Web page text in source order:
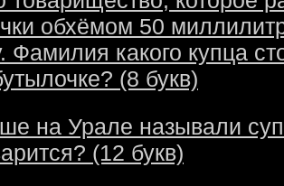
обхёмом 50
Фамилия какого купца
(8 букв)
на Урале называли
(12 букв)